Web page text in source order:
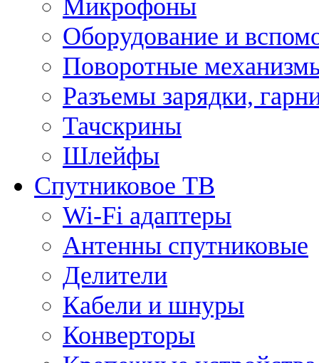
Микрофоны
Оборудование и
Поворотные
Разъемы зарядки,
Тачскрины
Шлейфы
Спутниковое ТВ
Wi-Fi адаптеры
Антенны спутниковые
Делители
Кабели и шнуры
Конверторы